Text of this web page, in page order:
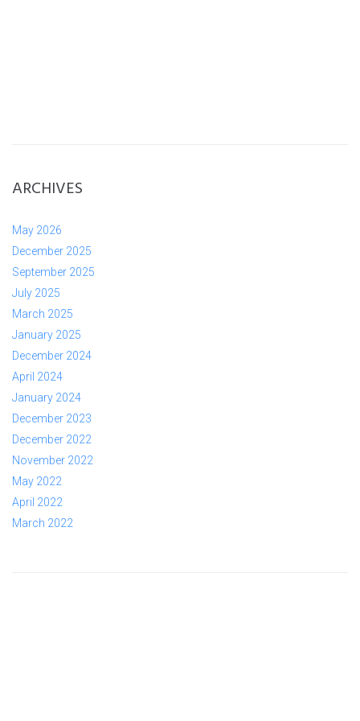
ARCHIVES
May 2026
December 2025
September 2025
July 2025
March 2025
January 2025
December 2024
April 2024
January 2024
December 2023
December 2022
November 2022
May 2022
April 2022
March 2022